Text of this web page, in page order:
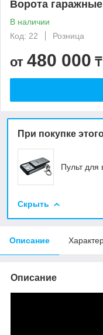
Ворота гаражные
В наличии
Код: 22
Розница
от 480 000 ₸
При покупке
Пульт для
Скрыть
Описание
Описание